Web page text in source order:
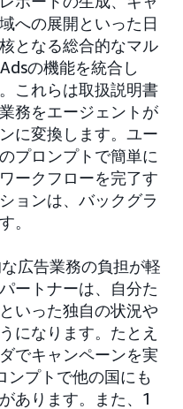
への展開といった日
となる総合的なマル
の機能を統合し
これらは取扱説明書
務をエージェントが
に変換します。ユー
プロンプトで簡単に
ークフローを完了す
ョンは、バックグラ
。
広告業務の負担が軽
ートナーは、自分た
いった独自の状況や
になります。たとえ
でキャンペーンを実
ンプトで他の国にも
あります。また、1